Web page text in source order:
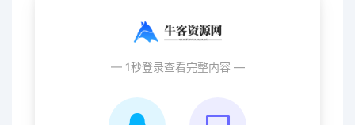
— 1秒登录查看完整内容 —